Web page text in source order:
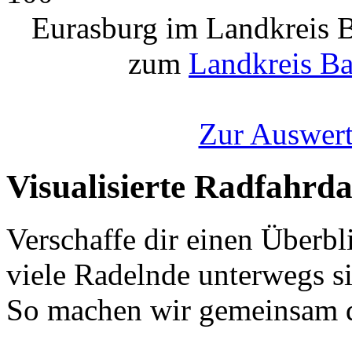
Eurasburg im Landkreis
zum Landkreis
Zur
Visualisierte
Verschaffe dir einen
viele Radelnde unterwegs
So machen wir